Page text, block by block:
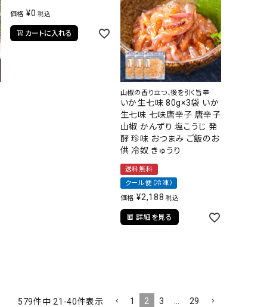
価格 ¥0 税込
カートに入れる
山椒の香り立つ、後を引く旨辛
いか生七味 80g×3袋 いか
生七味 七味唐辛子 唐辛子
山椒 かんずり 塩こうじ 発
酵 珍味 おつまみ ご飯のお
供 冷奴 きゅうり
送料無料
クール便（冷凍）
価格 ¥2,188 税込
詳細を見る
579件中 21 -40件表示 1 2 3 … 29